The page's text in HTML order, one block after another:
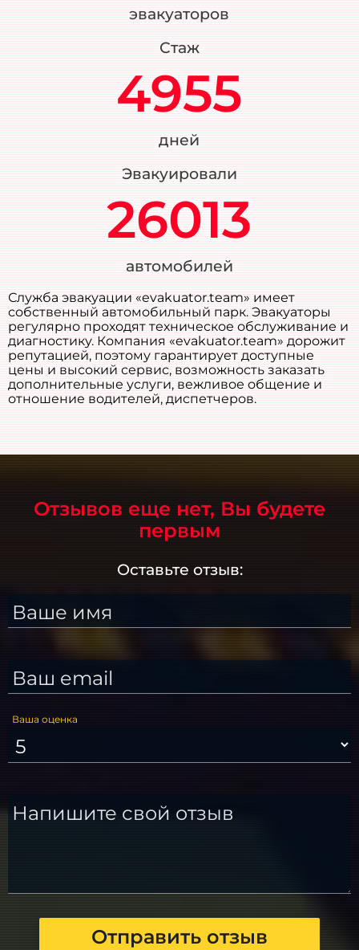
эвакуаторов
Стаж
4955
дней
Эвакуировали
26013
автомобилей
Служба эвакуации «evakuator.team» имеет
собственный автомобильный парк. Эвакуаторы
регулярно проходят техническое обслуживание и
диагностику. Компания «evakuator.team» дорожит
репутацией, поэтому гарантирует доступные
цены и высокий сервис, возможность заказать
дополнительные услуги, вежливое общение и
отношение водителей, диспетчеров.
Отзывов еще нет, Вы будете
первым
Оставьте отзыв:
Ваше имя
Ваш email
Ваша оценка
Напишите свой отзыв
Отправить отзыв